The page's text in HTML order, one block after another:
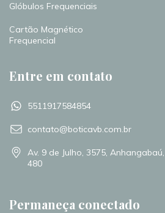
Glóbulos Frequenciais
Cartão Magnético
Frequencial
Entre em contato
5511917584854
contato@boticavb.com.br
Av. 9 de Julho, 3575,
480
Permaneça conectado